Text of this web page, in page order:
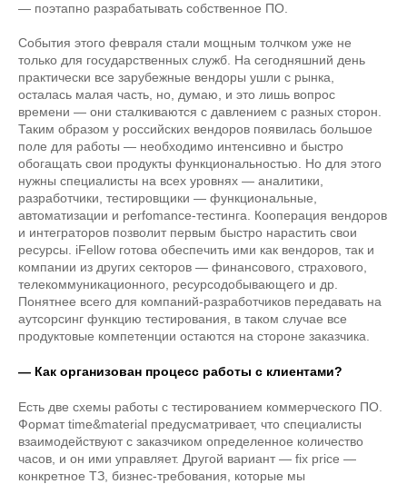
— поэтапно разрабатывать собственное ПО.
События этого февраля стали мощным толчком уже не
только для государственных служб. На сегодняшний день
практически все зарубежные вендоры ушли с рынка,
осталась малая часть, но, думаю, и это лишь вопрос
времени — они сталкиваются с давлением с разных сторон.
Таким образом у российских вендоров появилась большое
поле для работы — необходимо интенсивно и быстро
обогащать свои продукты функциональностью. Но для этого
нужны специалисты на всех уровнях — аналитики,
разработчики, тестировщики — функциональные,
автоматизации и perfomance-тестинга. Кооперация вендоров
и интеграторов позволит первым быстро нарастить свои
ресурсы. iFellow готова обеспечить ими как вендоров, так и
компании из других секторов — финансового, страхового,
телекоммуникационного, ресурсодобывающего и др.
Понятнее всего для компаний-разработчиков передавать на
аутсорсинг функцию тестирования, в таком случае все
продуктовые компетенции остаются на стороне заказчика.
— Как организован процесс работы с клиентами?
Есть две схемы работы с тестированием коммерческого ПО.
Формат time&material предусматривает, что специалисты
взаимодействуют с заказчиком определенное количество
часов, и он ими управляет. Другой вариант — fix price —
конкретное ТЗ, бизнес-требования, которые мы